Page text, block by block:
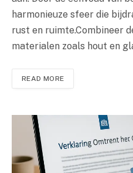
harmonieuze sfeer die
rust en ruimte.Combineer
materialen zoals hout en
READ MORE